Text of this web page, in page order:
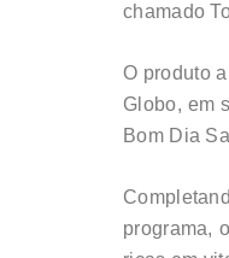
chamado
O produto
Globo, em
Bom Dia
programa,